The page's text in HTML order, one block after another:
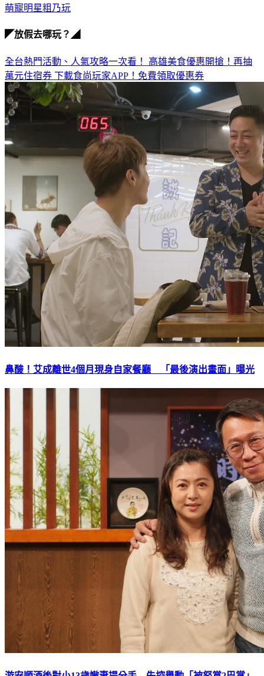
萌寵明星粗乃玩
◤放假去哪玩？◢
全台熱門活動、人氣攻略一次看！ 高雄美食優惠開搶！再抽
萬元住宿券 下載食尚玩家APP！免費領取優惠券
鼻酸！艾成離世4個月現身自家餐廳 「最後演出畫面」曝光